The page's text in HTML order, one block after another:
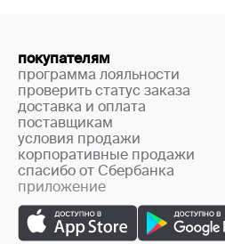
покупателям
программа лояльности
проверить статус заказа
доставка и оплата
поставщикам
условия продажи
корпоративные продажи
спасибо от Сбербанка
приложение